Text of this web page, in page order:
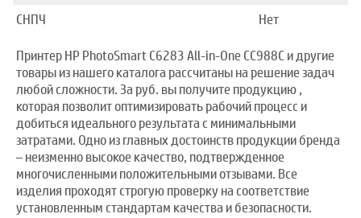
СНПЧ
Нет
Принтер HP PhotoSmart C6283 All-in-One CC988C и другие
товары из нашего каталога рассчитаны на решение задач
любой сложности. За руб. вы получите продукцию ,
которая позволит оптимизировать рабочий процесс и
добиться идеального результата с минимальными
затратами. Одно из главных достоинств продукции бренда
– неизменно высокое качество, подтвержденное
многочисленными положительными отзывами. Все
изделия проходят строгую проверку на соответствие
установленным стандартам качества и безопасности.